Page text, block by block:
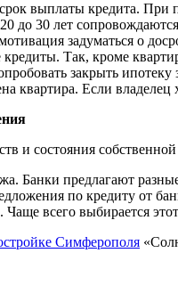
выплаты кредита. При
до 30 лет
задуматься о
Так, кроме
закрыть ипотеку
квартира. Если владелец
и состояния
Банки предлагают
по кредиту от
Чаще всего выбирается
Симферополя